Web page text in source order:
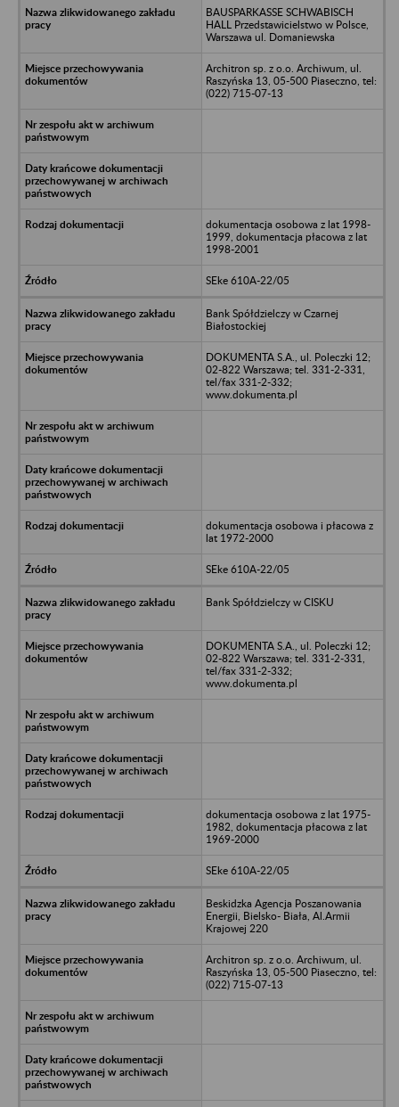
BAUSPARKASSE SCHWABISCH
HALL Przedstawicielstwo w Polsce,
Warszawa ul. Domaniewska
Architron sp. z o.o. Archiwum, ul.
Raszyńska 13, 05-500 Piaseczno, tel:
(022) 715-07-13
dokumentacja osobowa z lat 1998-
1999, dokumentacja płacowa z lat
1998-2001
SEke 610A-22/05
Bank Spółdzielczy w Czarnej
Białostockiej
DOKUMENTA S.A., ul. Poleczki 12;
02-822 Warszawa; tel. 331-2-331,
tel/fax 331-2-332;
www.dokumenta.pl
dokumentacja osobowa i płacowa z
lat 1972-2000
SEke 610A-22/05
Bank Spółdzielczy w CISKU
DOKUMENTA S.A., ul. Poleczki 12;
02-822 Warszawa; tel. 331-2-331,
tel/fax 331-2-332;
www.dokumenta.pl
dokumentacja osobowa z lat 1975-
1982, dokumentacja płacowa z lat
1969-2000
SEke 610A-22/05
Beskidzka Agencja Poszanowania
Energii, Bielsko- Biała, Al.Armii
Krajowej 220
Architron sp. z o.o. Archiwum, ul.
Raszyńska 13, 05-500 Piaseczno, tel:
(022) 715-07-13